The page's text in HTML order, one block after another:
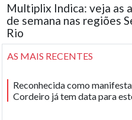
Multiplix Indica: veja as
de semana nas regiões
Rio
AS MAIS RECENTES
Reconhecida como
Cordeiro já tem data para